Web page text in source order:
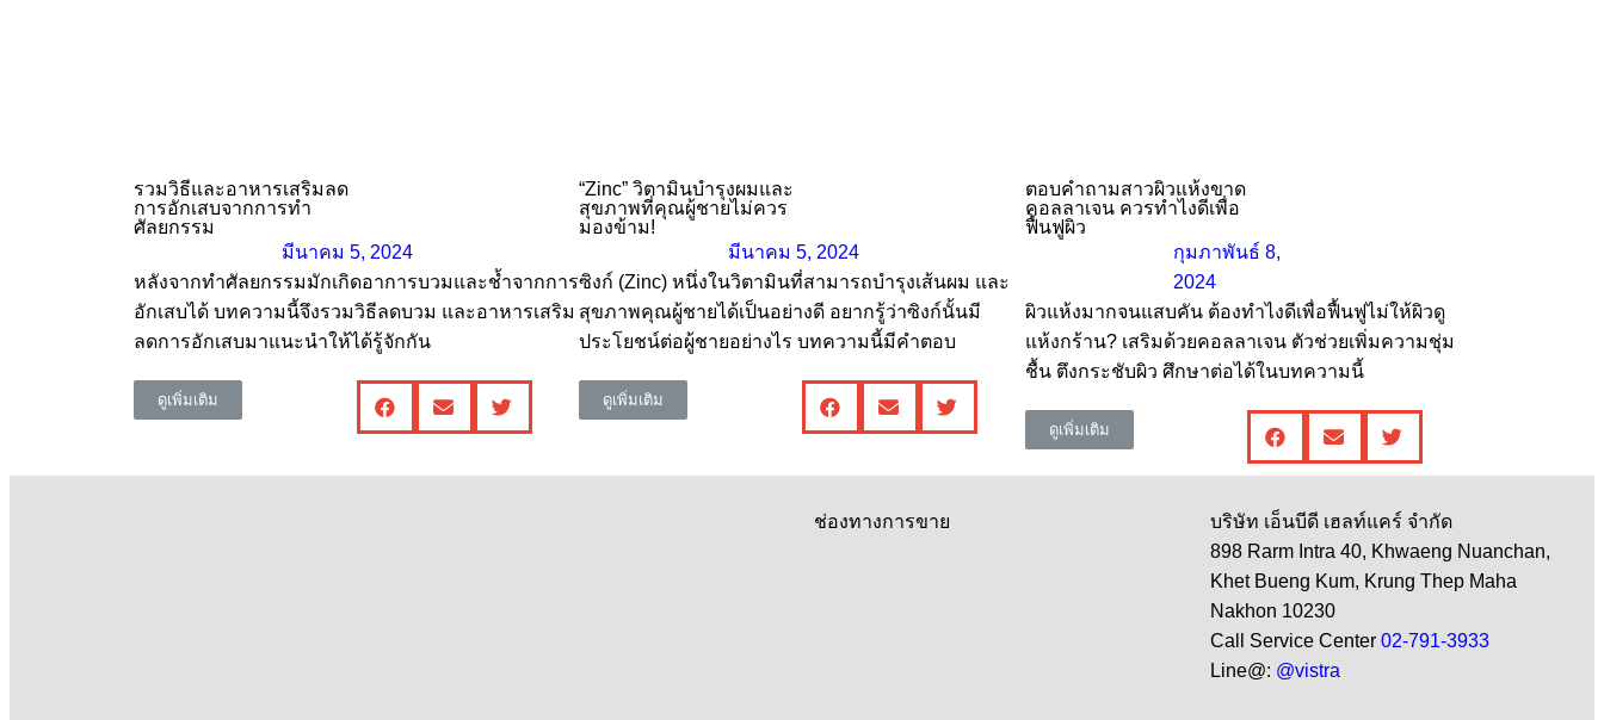
รวมวิธีและอาหารเสริมลด
การอักเสบจากการทำ
ศัลยกรรม
มีนาคม 5, 2024
หลังจากทำศัลยกรรมมักเกิดอาการบวมและช้ำจากการ
อักเสบได้ บทความนี้จึงรวมวิธีลดบวม และอาหารเสริม
ลดการอักเสบมาแนะนำให้ได้รู้จักกัน
ดูเพิ่มเติม
“Zinc” วิตามินบำรุงผมและ
สุขภาพที่คุณผู้ชายไม่ควร
มองข้าม!
มีนาคม 5, 2024
ซิงก์ (Zinc) หนึ่งในวิตามินที่สามารถบำรุงเส้นผม และ
สุขภาพคุณผู้ชายได้เป็นอย่างดี อยากรู้ว่าซิงก์นั้นมี
ประโยชน์ต่อผู้ชายอย่างไร บทความนี้มีคำตอบ
ดูเพิ่มเติม
ตอบคำถามสาวผิวแห้งขาด
คอลลาเจน ควรทําไงดีเพื่อ
ฟื้นฟูผิว
กุมภาพันธ์ 8,
2024
ผิวแห้งมากจนแสบคัน ต้องทำไงดีเพื่อฟื้นฟูไม่ให้ผิวดู
แห้งกร้าน? เสริมด้วยคอลลาเจน ตัวช่วยเพิ่มความชุ่ม
ชื้น ตึงกระชับผิว ศึกษาต่อได้ในบทความนี้
ดูเพิ่มเติม
ช่องทางการขาย
บริษัท เอ็นบีดี เฮลท์แคร์ จำกัด
898 Rarm Intra 40, Khwaeng Nuanchan,
Khet Bueng Kum, Krung Thep Maha
Nakhon 10230
Call Service Center 02-791-3933
Line@: @vistra